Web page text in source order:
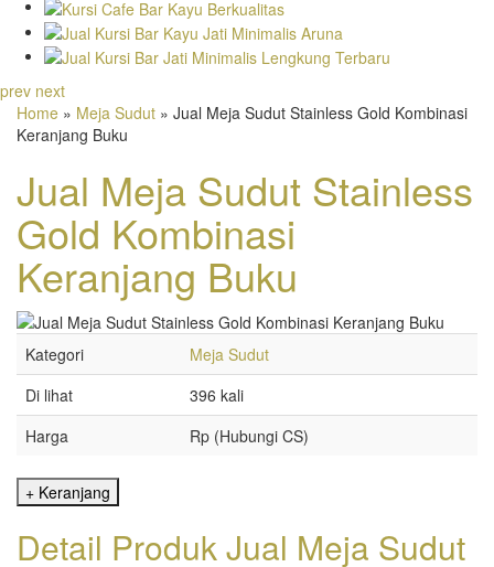
prev next
Home » Meja Sudut » Jual Meja Sudut Stainless Gold Kombinasi
Keranjang Buku
Jual Meja Sudut Stainless
Gold Kombinasi
Keranjang Buku
Kategori
Meja Sudut
Di lihat
396 kali
Harga
Rp (Hubungi CS)
Detail Produk Jual Meja Sudut